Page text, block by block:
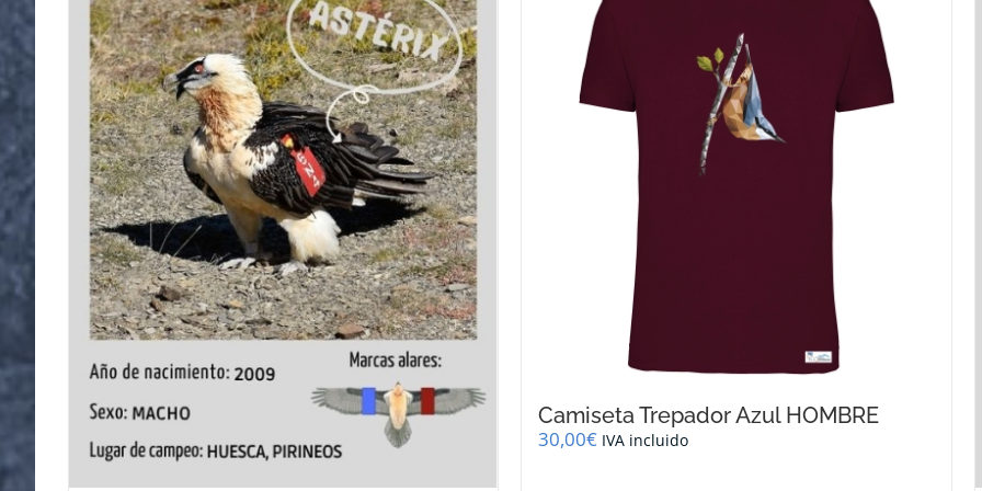
opciones
se
pueden
elegir
página
Camiseta Trepador Azul HOMBRE
30,00€ IVA incluido